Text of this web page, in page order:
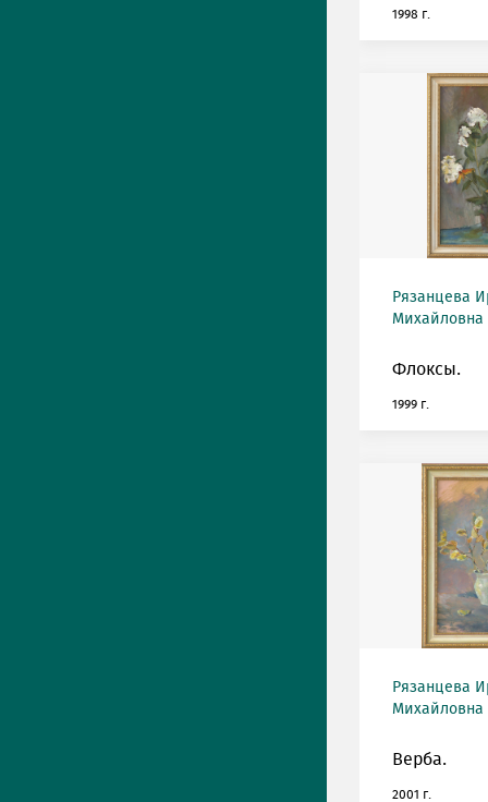
1998 г.
Рязанцева
Михайловна
Флоксы.
1999 г.
Рязанцева
Михайловна
Верба.
2001 г.